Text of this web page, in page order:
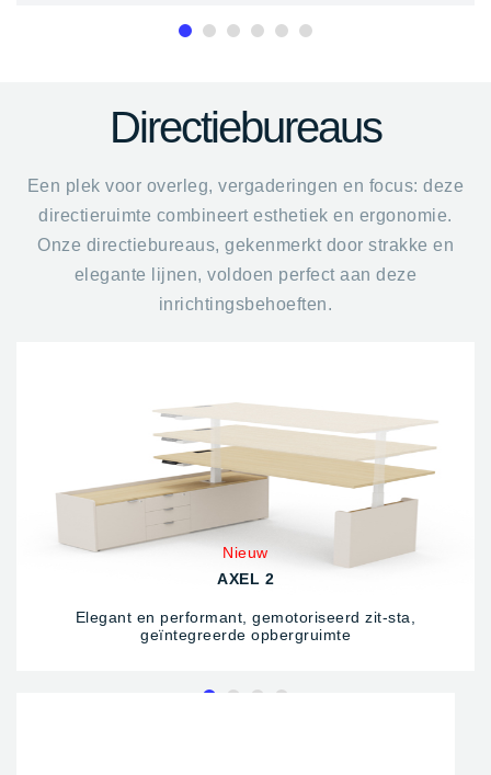
Directiebureaus
Een plek voor overleg, vergaderingen en focus: deze
directieruimte combineert esthetiek en ergonomie.
Onze directiebureaus, gekenmerkt door strakke en
elegante lijnen, voldoen perfect aan deze
inrichtingsbehoeften.
Nieuw
AXEL 2
Elegant en performant, gemotoriseerd zit-sta,
geïntegreerde opbergruimte